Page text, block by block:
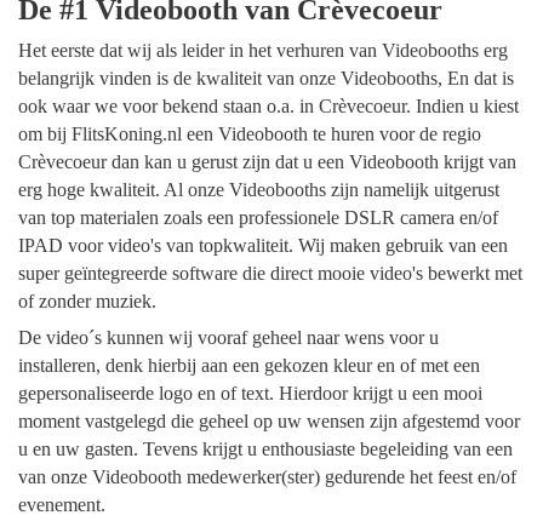
De #1 Videobooth van Crèvecoeur
Het eerste dat wij als leider in het verhuren van Videobooths erg
belangrijk vinden is de kwaliteit van onze Videobooths, En dat is
ook waar we voor bekend staan o.a. in Crèvecoeur. Indien u kiest
om bij FlitsKoning.nl een Videobooth te huren voor de regio
Crèvecoeur dan kan u gerust zijn dat u een Videobooth krijgt van
erg hoge kwaliteit. Al onze Videobooths zijn namelijk uitgerust
van top materialen zoals een professionele DSLR camera en/of
IPAD voor video's van topkwaliteit. Wij maken gebruik van een
super geïntegreerde software die direct mooie video's bewerkt met
of zonder muziek.
De video´s kunnen wij vooraf geheel naar wens voor u
installeren, denk hierbij aan een gekozen kleur en of met een
gepersonaliseerde logo en of text. Hierdoor krijgt u een mooi
moment vastgelegd die geheel op uw wensen zijn afgestemd voor
u en uw gasten. Tevens krijgt u enthousiaste begeleiding van een
van onze Videobooth medewerker(ster) gedurende het feest en/of
evenement.